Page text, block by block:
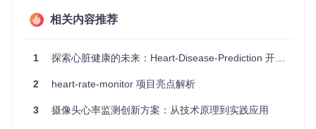
实时分析
：无需频繁查看，数据将在后台实时分析并展示。
轻量级：设计简洁，不占用过多资源，让您的Apple Watch
易于使用 ：直观的界面和操作流程，让任何人都能快速上
特别感谢Dash Brittain和Jorge Morinigo在WWDC上的分享，
他们的演讲《构建出色的锻炼应用》为
Heart Control提供
了许多灵感和指导。
相关内容推荐
1 探索心脏健康的未来：Heart-Disease-Prediction 开源项目
2 heart-rate-monitor 项目亮点解析
3 摄像头心率监测创新方案：从技术原理到实践应用